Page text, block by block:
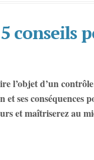
conseils
l’objet d’un
ses conséquences
et maîtriserez au